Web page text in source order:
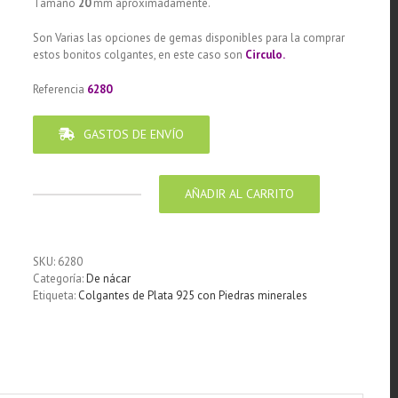
Son Varias las opciones de gemas disponibles para la comprar
estos bonitos colgantes, en este caso son Circulo.
Referencia 6280
GASTOS DE ENVÍO
Piedra
de
AÑADIR AL CARRITO
SKU: 6280
Categoría:De nácar
Etiqueta: Colgantes de Plata 925 con Piedras minerales